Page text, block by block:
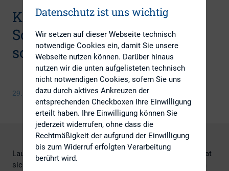
KMU-Anleihenstudie 2025:
Solide Entwicklung trotz
schwacher Wirtschaftslage
29. Januar 2026
Laut der aktuellen KMU-Anleihestudie 2025 der iron AG hat
sich der deutsche KMU-Anleihemarkt auch 2025 in einem
Datenschutz ist uns wichtig
Wir setzen auf dieser Webseite technisch
notwendige Cookies ein, damit Sie unsere
Webseite nutzen können. Darüber hinaus
nutzen wir die unten aufgelisteten technisch
nicht notwendigen Cookies, sofern Sie uns
dazu durch aktives Ankreuzen der
entsprechenden Checkboxen Ihre Einwilligung
erteilt haben. Ihre Einwilligung können Sie
jederzeit widerrufen, ohne dass die
Rechtmäßigkeit der aufgrund der Einwilligung
bis zum Widerruf erfolgten Verarbeitung
berührt wird.